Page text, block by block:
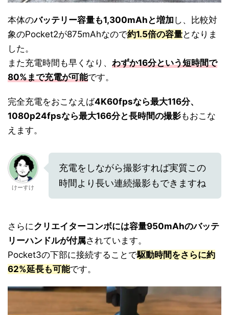
本体のバッテリー容量も1,300mAhと増加 し、比較対
象のPocket2が875mAhなので約1.5倍の容量となりま
した。
また充電時間も早くなり、 わずか16分という短時間で
80%まで充電が可能です。
完全充電をおこなえば4K60fpsなら最大116分、
1080p24fpsなら最大166分と長時間の撮影もおこな
えます。
けーすけ
充電をしながら撮影すれば実質この
時間より長い連続撮影もできますね
さらにクリエイターコンボには容量950mAhのバッテ
リーハンドルが付属されています。
Pocket3の下部に接続することで駆動時間をさらに約
62%延長も可能です。